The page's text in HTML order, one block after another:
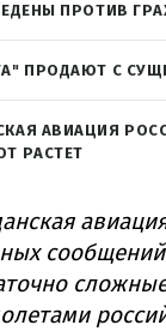
ПРОТИВ
ПРОДАЮТ С
АВИАЦИЯ
РАСТЕТ